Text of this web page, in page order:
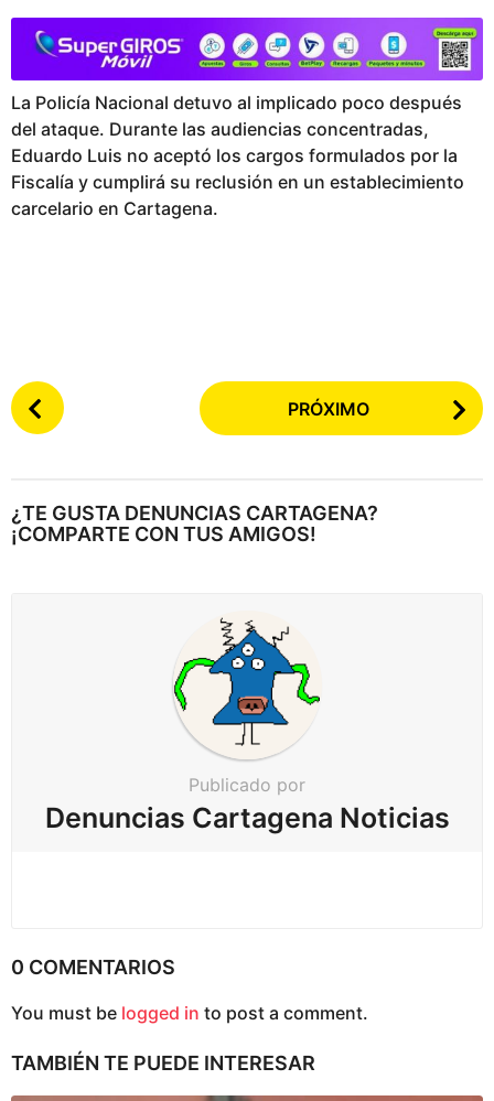
La Policía Nacional detuvo al implicado poco después
del ataque. Durante las audiencias concentradas,
Eduardo Luis no aceptó los cargos formulados por la
Fiscalía y cumplirá su reclusión en un establecimiento
carcelario en Cartagena.
P
o
e
a
PRÓXIMO
¿TE GUSTA DENUNCIAS CARTAGENA?
¡COMPARTE CON TUS AMIGOS!
Publicado por
Denuncias Cartagena Noticias
0 COMENTARIOS
You must be logged in to post a comment.
TAMBIÉN TE PUEDE INTERESAR